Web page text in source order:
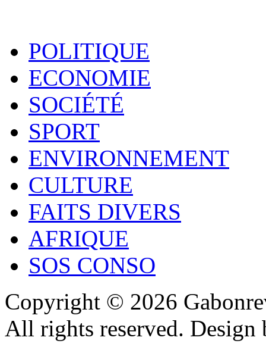
POLITIQUE
ECONOMIE
SOCIÉTÉ
SPORT
ENVIRONNEMENT
CULTURE
FAITS DIVERS
AFRIQUE
SOS CONSO
Copyright © 2026
All rights reserved.